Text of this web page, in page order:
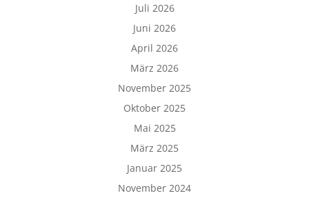
Juli 2026
Juni 2026
April 2026
März 2026
November 2025
Oktober 2025
Mai 2025
März 2025
Januar 2025
November 2024